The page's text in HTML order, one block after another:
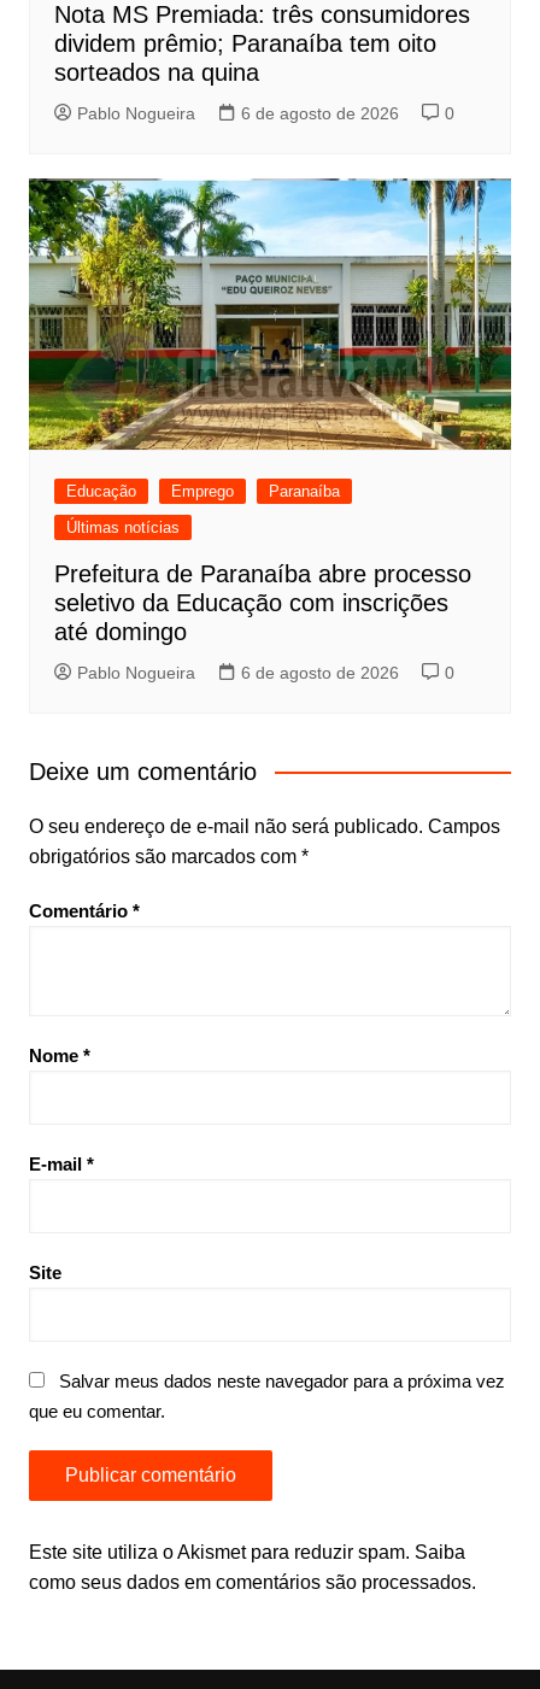
Nota MS Premiada: três consumidores
dividem prêmio; Paranaíba tem oito
sorteados na quina
Pablo Nogueira 6 de agosto de 2026 0
Educação Emprego
Paranaíba
Últimas notícias
Prefeitura de Paranaíba abre processo
seletivo da Educação com inscrições
até domingo
Pablo Nogueira 6 de agosto de 2026 0
Deixe um comentário
O seu endereço de e-mail não será publicado. Campos
obrigatórios são marcados com *
Comentário *
Nome *
E-mail *
Site
Salvar meus dados neste navegador para a próxima vez
que eu comentar.
Este site utiliza o Akismet para reduzir spam. Saiba
como seus dados em comentários são processados.